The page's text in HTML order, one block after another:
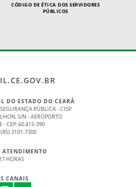
CÓDIGO DE ÉTICA DOS SERVIDORES
PÚBLICOS
DO ESTADO DO CEARÁ
PÚBLICA - CISP
S/N - AEROPORTO
- CEP: 60.415-390
(85) 3101-7300
ATENDIMENTO
HORAS
CANAIS